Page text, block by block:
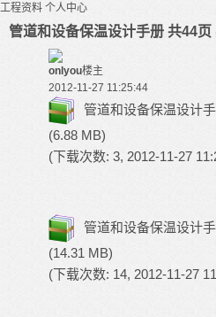
工程资料 个人中心
管道和设备保温设计手册 共44
onlyou楼主
2012-11-27 11:25:44
管道和设备保温设计
(6.88 MB)
(下载次数: 3, 2012-11-27
管道和设备保温设计
(14.31 MB)
(下载次数: 14, 2012-11-27